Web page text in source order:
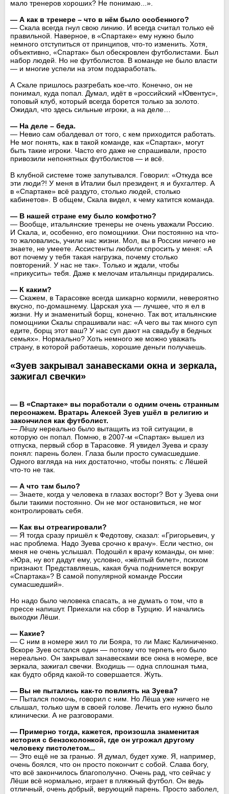
мало тренеров хороших? Не понимаю...».
— А как в тренере – что в нём было особенного?
— Скала всегда гнул свою линию. И всегда считал только её
правильной. Наверное, в «Спартаке» ему нужно было
немного отступиться от принципов, что-то изменить. Хотя,
объективно, «Спартак» был обескровлен футболистами. Был
набор людей. Но не футболистов. В команде не было власти
— и многие успели на этом подзаработать.
А Скале пришлось разгребать кое-что. Конечно, он не
понимал, куда попал. Думал, идёт в «российский «Ювентус»,
топовый клуб, который всегда борется только за золото.
Ожидал, что здесь сильные игроки, а на деле…
— На деле – беда.
— Невио сам обалдевал от того, с кем приходится работать.
Не мог понять, как в такой команде, как «Спартак», могут
быть такие игроки. Часто его даже не спрашивали, просто
привозили непонятных футболистов — и всё.
В клубной системе тоже запутывался. Говорил: «Откуда все
эти люди?! У меня в Италии был президент, я и бухгалтер. А
в «Спартаке» всё раздуто, столько людей, столько
кабинетов». В общем, Скала видел, к чему катится команда.
— В нашей стране ему было комфотно?
— Вообще, итальянские тренеры не очень уважали Россию.
И Скала, и, особенно, его помощники. Они постоянно на что-
то жаловались, учили нас жизни. Мол, вы в России ничего не
знаете, не умеете. Ассистенты любили спросить у меня: «А
вот почему у тебя такая нагрузка, почему столько
повторений. У нас не так». Только и ждали, чтобы
«прикусить» тебя. Даже к мелочам итальянцы придирались.
— К каким?
— Скажем, в Тарасовке всегда шикарно кормили, невероятно
вкусно, по-домашнему. Царская уха — лучшее, что я ел в
жизни. Ну и знаменитый борщ, конечно. Так вот, итальянские
помощники Скалы спрашивали нас: «А чего вы так много суп
едите, борщ этот ваш? У нас суп дают на свадьбу в бедных
семьях». Нормально? Хоть немного же можно уважать
страну, в которой работаешь, хорошие деньги получаешь.
«Зуев закрывал занавесками окна и зеркала,
зажигал свечки»
— В «Спартаке» вы поработали с одним очень странным
персонажем. Вратарь Алексей Зуев ушёл в религию и
закончился как футболист.
— Лёшу нереально было вытащить из той ситуации, в
которую он попал. Помню, в 2007-м «Спартак» вышел из
отпуска, первый сбор в Тарасовке. Я увидел Зуева и сразу
понял: парень болен. Глаза были просто сумасшедшие.
Одного взгляда на них достаточно, чтобы понять: с Лёшей
что-то не так.
— А что там было?
— Знаете, когда у человека в глазах восторг? Вот у Зуева они
были такими постоянно. Он не мог остановиться, не мог
контролировать себя.
— Как вы отреагировали?
— Я тогда сразу пришёл к Федотову, сказал: «Григорьевич, у
нас проблема. Надо Зуева срочно к врачу». Если честно, он
меня не очень услышал. Подошёл к врачу команды, он мне:
«Юра, ну вот дадут ему, условно, «жёлтый билет», психом
признают. Представляешь, какая буча поднимется вокруг
«Спартака»? В самой популярной команде России
сумасшедший».
Но надо было человека спасать, а не думать о том, что в
прессе напишут. Приехали на сбор в Турцию. И начались
выходки Лёши.
— Какие?
— С ним в номере жил то ли Бояра, то ли Макс Калиниченко.
Вскоре Зуев остался один — потому что терпеть его было
нереально. Он закрывал занавесками все окна в номере, все
зеркала, зажигал свечки. Входишь — одна сплошная тьма,
как будто обряд какой-то совершается. Жуть.
— Вы не пытались как-то повлиять на Зуева?
— Пытался помочь, говорил с ним. Но Лёша уже ничего не
слышал, только шум в своей голове. Лечить его нужно было
клинически. А не разговорами.
— Примерно тогда, кажется, произошла знаменитая
история с бензоколонкой, где он угрожал другому
человеку пистолетом...
— Это ещё не за гранью. Я думал, будет хуже. Я, например,
очень боялся, что он просто покончит с собой. Слава богу,
что всё закончилось благополучно. Очень рад, что сейчас у
Лёши всё нормально, играет в пляжный футбол. Он ведь
отличный, очень добрый, верующий парень. Просто заболел,